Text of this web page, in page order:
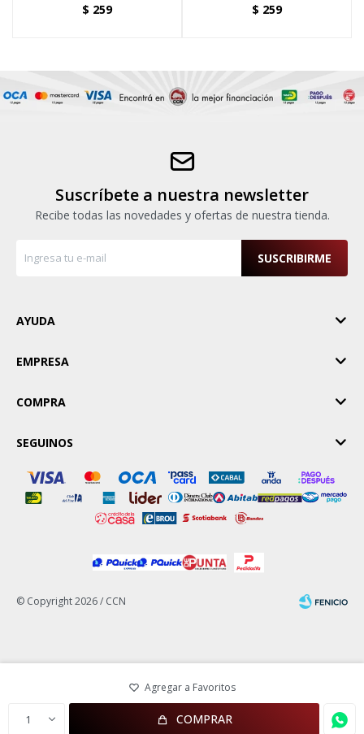
1 COMPRAR
$ 259 $ 259
Suscríbete a nuestra newsletter
Recibe todas las novedades y ofertas de nuestra tienda.
SUSCRIBIRME
AYUDA
EMPRESA
COMPRA
SEGUINOS
© Copyright 2026 / CCN
Fenicio